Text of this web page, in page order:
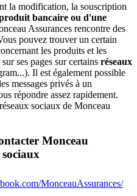
la modification, la souscription
bancaire ou d'une
Assurances rencontre des
pouvez trouver un certain
les produits et les
ses pages sur certains réseaux
Il est également possible
messages privés à un
répondre assez rapidement.
sociaux de Monceau
Monceau
sociaux
MonceauAssurances/